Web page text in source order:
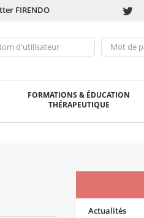
FIRENDO
FORMATIONS & ÉDUCATION
THÉRAPEUTIQUE
Actualités